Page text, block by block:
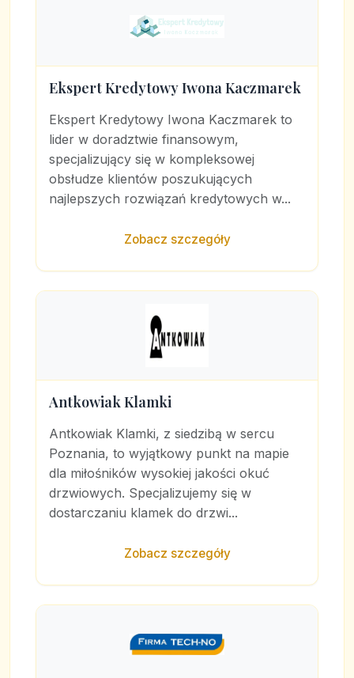
Ekspert Kredytowy Iwona Kaczmarek
Ekspert Kredytowy Iwona Kaczmarek to
lider w doradztwie finansowym,
specjalizujący się w kompleksowej
obsłudze klientów poszukujących
najlepszych rozwiązań kredytowych w...
Zobacz szczegóły
Antkowiak Klamki
Antkowiak Klamki, z siedzibą w sercu
Poznania, to wyjątkowy punkt na mapie
dla miłośników wysokiej jakości okuć
drzwiowych. Specjalizujemy się w
dostarczaniu klamek do drzwi...
Zobacz szczegóły